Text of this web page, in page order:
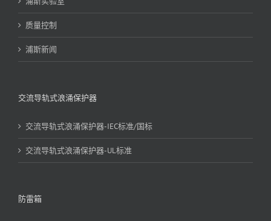
质量控制
浦斯新闻
交流导轨式浪涌保护器
交流导轨式浪涌保护器-IEC标准/国标
交流导轨式浪涌保护器-UL标准
防雷箱